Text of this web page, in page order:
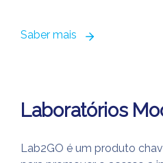
Saber mais
Laboratórios
Lab2GO é um produto